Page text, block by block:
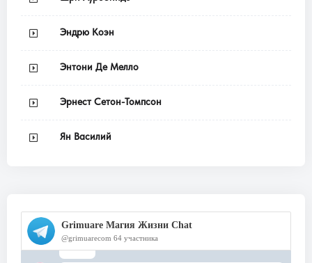
Эндрю Коэн
Энтони Де Мелло
Эрнест Сетон-Томпсон
Ян Василий